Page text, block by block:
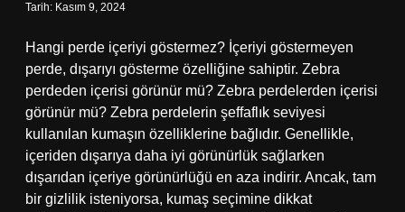
Tarih: Kasım 9, 2024
Hangi perde içeriyi göstermez? İçeriyi göstermeyen
perde, dışarıyı gösterme özelliğine sahiptir. Zebra
perdeden içerisi görünür mü? Zebra perdelerden içerisi
görünür mü? Zebra perdelerin şeffaflık seviyesi
kullanılan kumaşın özelliklerine bağlıdır. Genellikle,
içeriden dışarıya daha iyi görünürlük sağlarken
dışarıdan içeriye görünürlüğü en aza indirir. Ancak, tam
bir gizlilik isteniyorsa, kumaş seçimine dikkat